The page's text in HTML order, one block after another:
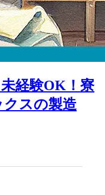
未経験OK！寮
スの製造